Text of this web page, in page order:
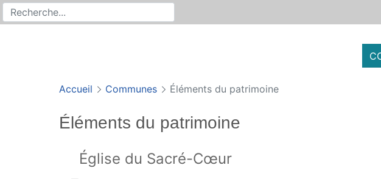
Recherche sur le site
Rechercher
Accueil Communes Éléments du patrimoine
Éléments du patrimoine
Église du Sacré-Cœur